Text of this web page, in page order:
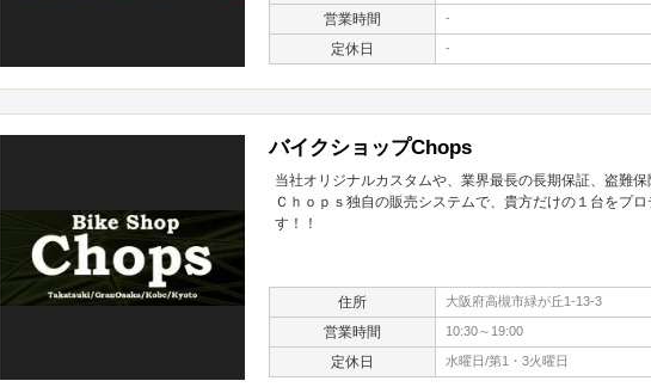
営業時間 -
定休日 -
バイクショップChops
当社オリジナルカスタムや、業界最長の長期保証、盗難保
Ｃｈｏｐｓ独自の販売システムで、貴方だけの１台をプ
す！！
住所 大阪府高槻市緑が丘1-13-3
営業時間 10:30～19:00
定休日 水曜日/第1・3火曜日